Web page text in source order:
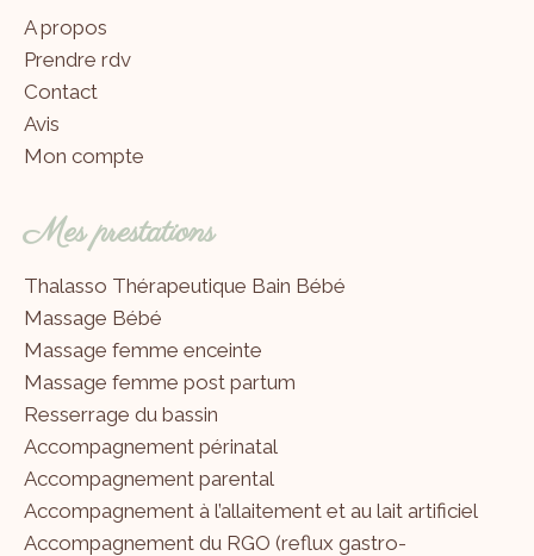
A propos
Prendre rdv
Contact
Avis
Mon compte
Mes prestations
Thalasso Thérapeutique Bain Bébé
Massage Bébé
Massage femme enceinte
Massage femme post partum
Resserrage du bassin
Accompagnement périnatal
Accompagnement parental
Accompagnement à l’allaitement et au lait artificiel
Accompagnement du RGO (reflux gastro-